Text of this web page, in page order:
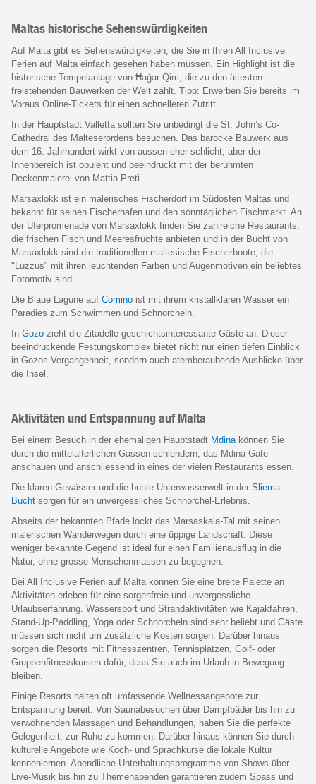
Maltas historische Sehenswürdigkeiten
Auf Malta gibt es Sehenswürdigkeiten, die Sie in Ihren All Inclusive
Ferien auf Malta einfach gesehen haben müssen. Ein Highlight ist die
historische Tempelanlage von Ħaġar Qim, die zu den ältesten
freistehenden Bauwerken der Welt zählt. Tipp: Erwerben Sie bereits im
Voraus Online-Tickets für einen schnelleren Zutritt.
In der Hauptstadt Valletta sollten Sie unbedingt die St. John’s Co-
Cathedral des Malteserordens besuchen. Das barocke Bauwerk aus
dem 16. Jahrhundert wirkt von aussen eher schlicht, aber der
Innenbereich ist opulent und beeindruckt mit der berühmten
Deckenmalerei von Mattia Preti.
Marsaxlokk ist ein malerisches Fischerdorf im Südosten Maltas und
bekannt für seinen Fischerhafen und den sonntäglichen Fischmarkt. An
der Uferpromenade von Marsaxlokk finden Sie zahlreiche Restaurants,
die frischen Fisch und Meeresfrüchte anbieten und in der Bucht von
Marsaxlokk sind die traditionellen maltesische Fischerboote, die
"Luzzus" mit ihren leuchtenden Farben und Augenmotiven ein beliebtes
Fotomotiv sind.
Die Blaue Lagune auf Comino ist mit ihrem kristallklaren Wasser ein
Paradies zum Schwimmen und Schnorcheln.
In Gozo zieht die Zitadelle geschichtsinteressante Gäste an. Dieser
beeindruckende Festungskomplex bietet nicht nur einen tiefen Einblick
in Gozos Vergangenheit, sondern auch atemberaubende Ausblicke über
die Insel.
Aktivitäten und Entspannung auf Malta
Bei einem Besuch in der ehemaligen Hauptstadt Mdinakönnen Sie
durch die mittelalterlichen Gassen schlendern, das Mdina Gate
anschauen und anschliessend in eines der vielen Restaurants essen.
Die klaren Gewässer und die bunte Unterwasserwelt in der Sliema-
Bucht sorgen für ein unvergessliches Schnorchel-Erlebnis.
Abseits der bekannten Pfade lockt das Marsaskala-Tal mit seinen
malerischen Wanderwegen durch eine üppige Landschaft. Diese
weniger bekannte Gegend ist ideal für einen Familienausflug in die
Natur, ohne grosse Menschenmassen zu begegnen.
Bei All Inclusive Ferien auf Malta können Sie eine breite Palette an
Aktivitäten erleben für eine sorgenfreie und unvergessliche
Urlaubserfahrung. Wassersport und Strandaktivitäten wie Kajakfahren,
Stand-Up-Paddling, Yoga oder Schnorcheln sind sehr beliebt und Gäste
müssen sich nicht um zusätzliche Kosten sorgen. Darüber hinaus
sorgen die Resorts mit Fitnesszentren, Tennisplätzen, Golf- oder
Gruppenfitnesskursen dafür, dass Sie auch im Urlaub in Bewegung
bleiben.
Einige Resorts halten oft umfassende Wellnessangebote zur
Entspannung bereit. Von Saunabesuchen über Dampfbäder bis hin zu
verwöhnenden Massagen und Behandlungen, haben Sie die perfekte
Gelegenheit, zur Ruhe zu kommen. Darüber hinaus können Sie durch
kulturelle Angebote wie Koch- und Sprachkurse die lokale Kultur
kennenlernen. Abendliche Unterhaltungsprogramme von Shows über
Live-Musik bis hin zu Themenabenden garantieren zudem Spass und